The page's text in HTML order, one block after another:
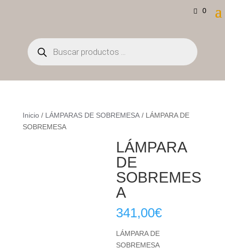
0
Búsqueda
de
productos
Inicio/ LÁMPARAS DE SOBREMESA/ LÁMPARA DE
SOBREMESA
LÁMPARA
DE
SOBREMES
A
341,00€
LÁMPARA DE
SOBREMESA